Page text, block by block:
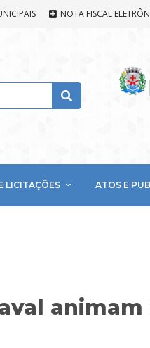
NOTA FISCAL
LICITAÇÕES ATOS E